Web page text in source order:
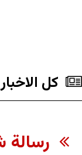
کل الاخبار
رسالة